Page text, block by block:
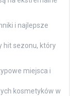
i najlepsze
hit sezonu, który
miejsca i
kosmetyków w